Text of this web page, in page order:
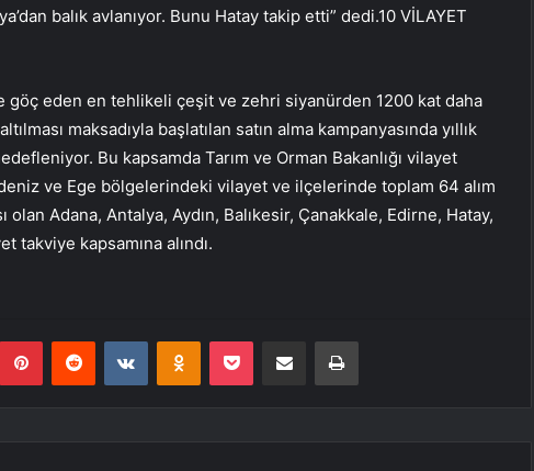
balık avlanıyor. Bunu Hatay takip etti” dedi.10 VİLAYET
göç eden en tehlikeli çeşit ve zehri siyanürden 1200 kat daha
maksadıyla başlatılan satın alma kampanyasında yıllık
Bu kapsamda Tarım ve Orman Bakanlığı vilayet
ve Ege bölgelerindeki vilayet ve ilçelerinde toplam 64 alım
olan Adana, Antalya, Aydın, Balıkesir, Çanakkale, Edirne, Hatay,
takviye kapsamına alındı.
PinterestReddit VKontakteOdnoklassniki
Pocket E-Posta ile paylaş Yazdır